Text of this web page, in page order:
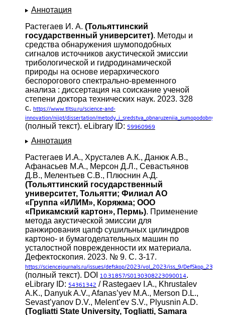
Аннотация
Растегаев И. А. (Тольяттинский
государственный университет). Методы и
средства обнаружения шумоподобных
сигналов источников акустической эмиссии
трибологической и гидродинамической
природы на основе иерархического
беспорогового спектрально-временного
анализа : диссертация на соискание ученой
степени доктора технических наук. 2023. 328
с. https://www.tltsu.ru/science-and-
innovation/niipt/dissertation/
(полный текст). eLibrary ID: 59960969
Аннотация
Растегаев И.А., Хрусталев А.К., Данюк А.В.,
Афанасьев М.А., Мерсон Д.Л., Севастьянов
Д.В., Мелентьев С.В., Плюснин А.Д.
(Тольяттинский государственный
университет, Тольятти; Филиал АО
«Группа «ИЛИМ», Коряжма; ООО
«Прикамский картон», Пермь). Применение
метода акустической эмиссии для
ранжирования цапф сушильных цилиндров
картоно- и бумагоделательных машин по
усталостной поврежденности их материала.
Дефектоскопия. 2023. № 9. С. 3-17.
https://sciencejournals.ru/issues/defskop/2023/vol_2023/iss_9/
(полный текст). DOI 10.31857/S0130308223090014.
eLibrary ID: 54361342 / Rastegaev I.A., Khrustalev
A.K., Danyuk A.V., Afanas’yev M.A., Merson D.L.,
Sevast’yanov D.V., Melent’ev S.V., Plyusnin A.D.
(Togliatti State University, Togliatti, Samara